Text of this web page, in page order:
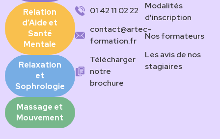
Relation
d’Aide et
Santé
Mentale
Relaxation
et
Sophrologie
Massage et
Mouvement
01 42 11 02 22
contact@artec-
formation.fr
Télécharger
notre
brochure
Modalités
d'inscription
Nos formateurs
Les avis de nos
stagiaires